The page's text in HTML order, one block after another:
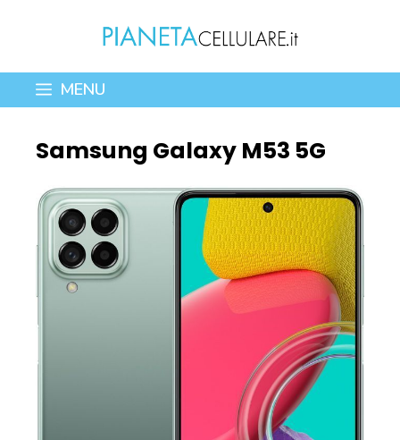
contenuto
MENU
Samsung Galaxy M53 5G